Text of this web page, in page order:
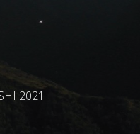
2021